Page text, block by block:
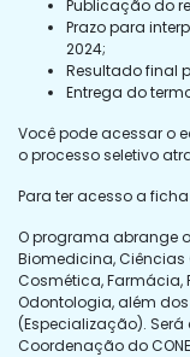
Publicação do
Prazo para
2024;
Resultado final
Entrega do
Você pode acessar o
o processo seletivo
Para ter acesso a
O programa abrange
Biomedicina, Ciências
Cosmética, Farmácia,
Odontologia, além
(Especialização).
Coordenação do